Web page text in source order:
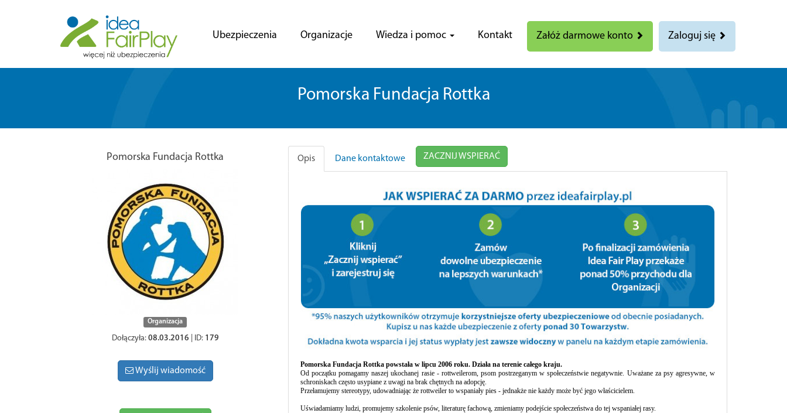
Ubezpieczenia Organizacje Wiedza i pomoc Kontakt Załóż darmowe konto Zaloguj się
Pomorska Fundacja Rottka
Pomorska Fundacja Rottka
Organizacja
Dołączyła: 08.03.2016 | ID: 179
Wyślij wiadomość
Opis Dane kontaktowe ZACZNIJ WSPIERAĆ
Pomorska Fundacja Rottka powstała w lipcu 2006 roku. Działa na terenie całego kraju.
Od początku pomagamy naszej ukochanej rasie - rottweilerom, psom postrzeganym w społeczeństwie negatywnie. Uważane za psy agresywne, w
schroniskach często usypiane z uwagi na brak chętnych na adopcję.
Przełamujemy stereotypy, udowadniając że rottweiler to wspaniały pies - jednakże nie każdy może być jego właścicielem.
Uświadamiamy ludzi, promujemy szkolenie psów, literaturę fachową, zmieniamy podejście społeczeństwa do tej wspaniałej rasy.